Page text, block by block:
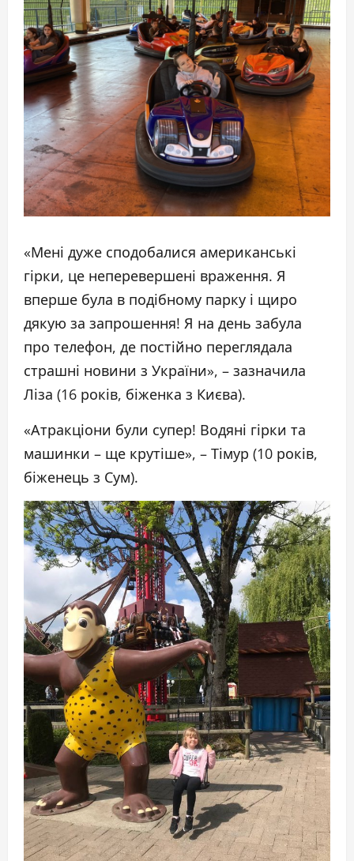
«Мені дуже сподобалися американські
гірки, це неперевершені враження. Я
вперше була в подібному парку і щиро
дякую за запрошення! Я на день забула
про телефон, де постійно переглядала
страшні новини з України», – зазначила
Ліза (16 років, біженка з Києва).
«Атракціони були супер! Водяні гірки та
машинки – ще крутіше», – Тімур (10 років,
біженець з Сум).